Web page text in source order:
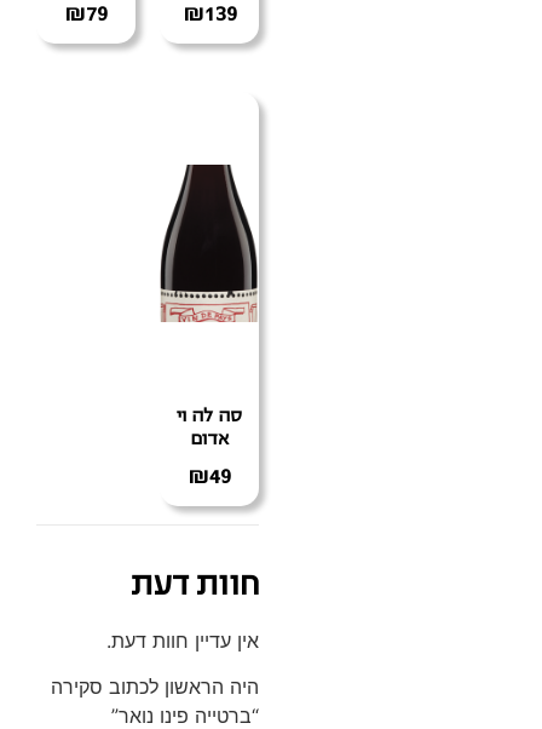
₪139
₪79
סה לה וי
אדום
₪49
חוות דעת
אין עדיין חוות דעת.
היה הראשון לכתוב סקירה
“ברטייה פינו נואר”